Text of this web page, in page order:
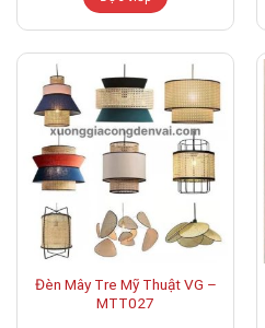
Đèn Mây Tre Mỹ Thuật VG –
MTT027